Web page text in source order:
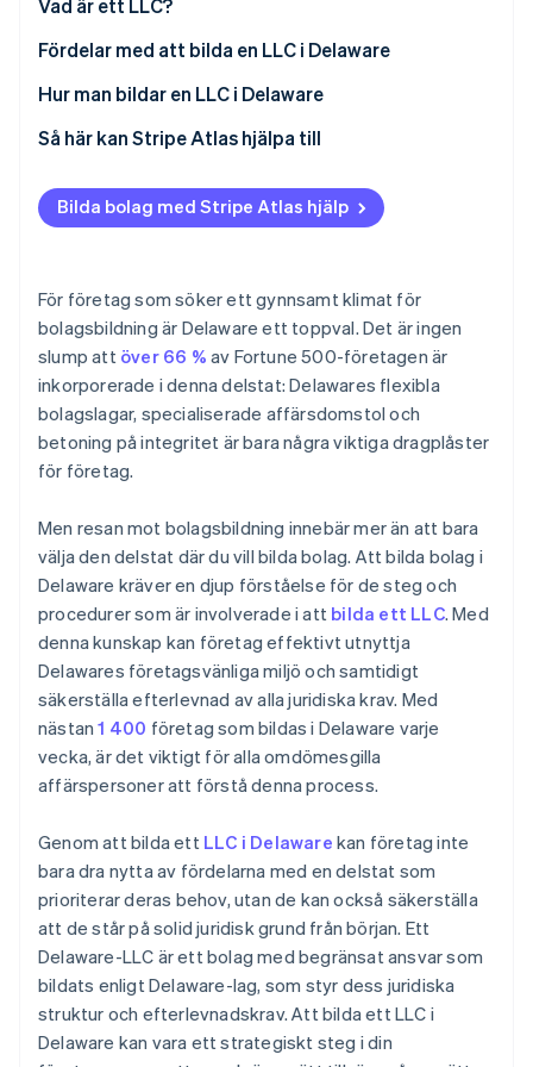
Identitetsverifiering online
Stripe Sessions 2026
Titta nu
Stripe App Marketplace
Vad är ett LLC?
Fördelar med att bilda en LLC i Delaware
Hur man bildar en LLC i Delaware
Så här kan Stripe Atlas hjälpa till
Ansök till Atlas
Ta emot betalningar och banktjänster innan ditt EIN
Kontantfritt aktieköp för grundare
Automatisk deklaration för val av skatt enligt 83(b)
Juridiska dokument för företag i världsklass
Ett kostnadsfritt år med Stripe Payments, plus
50 000 USD i partnerkrediter och rabatter
Bilda bolag med Stripe Atlas hjälp
För företag som söker ett gynnsamt klimat för
bolagsbildning är Delaware ett toppval. Det är ingen
slump att över 66 % av Fortune 500-företagen är
inkorporerade i denna delstat: Delawares flexibla
bolagslagar, specialiserade affärsdomstol och
betoning på integritet är bara några viktiga dragplåster
för företag.
Men resan mot bolagsbildning innebär mer än att bara
välja den delstat där du vill bilda bolag. Att bilda bolag i
Delaware kräver en djup förståelse för de steg och
procedurer som är involverade i att bilda ett LLC. Med
denna kunskap kan företag effektivt utnyttja
Delawares företagsvänliga miljö och samtidigt
säkerställa efterlevnad av alla juridiska krav. Med
nästan1 400 företag som bildas i Delaware varje
vecka, är det viktigt för alla omdömesgilla
affärspersoner att förstå denna process.
Genom att bilda ett LLC i Delaware kan företag inte
bara dra nytta av fördelarna med en delstat som
prioriterar deras behov, utan de kan också säkerställa
att de står på solid juridisk grund från början. Ett
Delaware-LLC är ett bolag med begränsat ansvar som
bildats enligt Delaware-lag, som styr dess juridiska
struktur och efterlevnadskrav. Att bilda ett LLC i
Delaware kan vara ett strategiskt steg i din